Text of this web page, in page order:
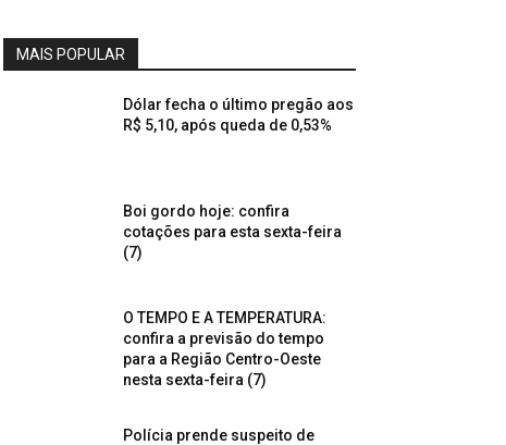
MAIS POPULAR
Dólar fecha o último pregão aos
R$ 5,10, após queda de 0,53%
Boi gordo hoje: confira
cotações para esta sexta-feira
(7)
O TEMPO E A TEMPERATURA:
confira a previsão do tempo
para a Região Centro-Oeste
nesta sexta-feira (7)
Polícia prende suspeito de